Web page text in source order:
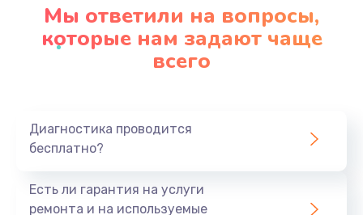
Заказать
Замена клапана термоблока
Заказать
Мы ответили на вопросы,
которые нам задают чаще
всего
Диагностика проводится
бесплатно?
Есть ли гарантия на услуги
ремонта и на используемые